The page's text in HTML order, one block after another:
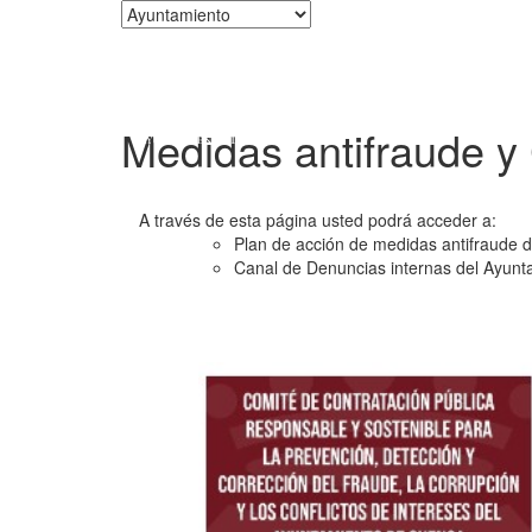
Medidas antifraude
A través de esta página usted podrá acceder a:
Plan de acción de medidas antifraude
Canal de Denuncias internas del